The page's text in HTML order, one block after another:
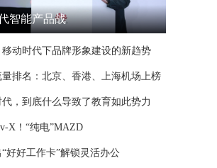
智能产品战
动时代下品牌形象建设的新趋势
排名：北京、香港、上海机场上榜
，到底什么导致了教育如此势力
X！“纯电”MAZD
好好工作卡”解锁灵活办公